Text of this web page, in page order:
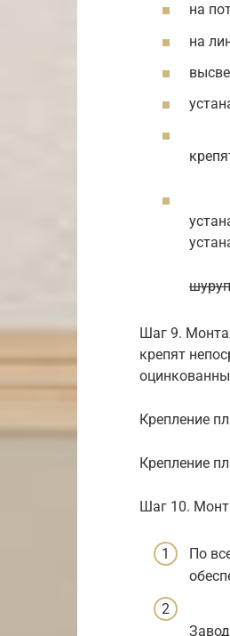
на
на
Шаг 9.
крепят
Крепление
Крепление
Шаг 10.
По